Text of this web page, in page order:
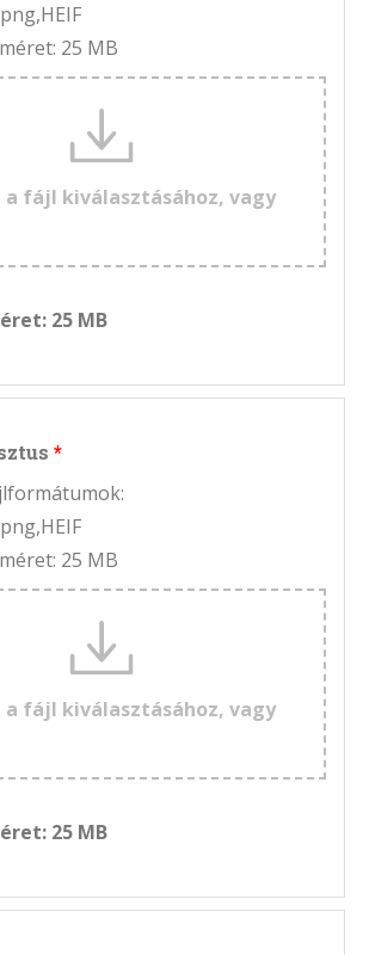
25 MB
fájl kiválasztásához, vagy
25 MB
25 MB
fájl kiválasztásához, vagy
25 MB